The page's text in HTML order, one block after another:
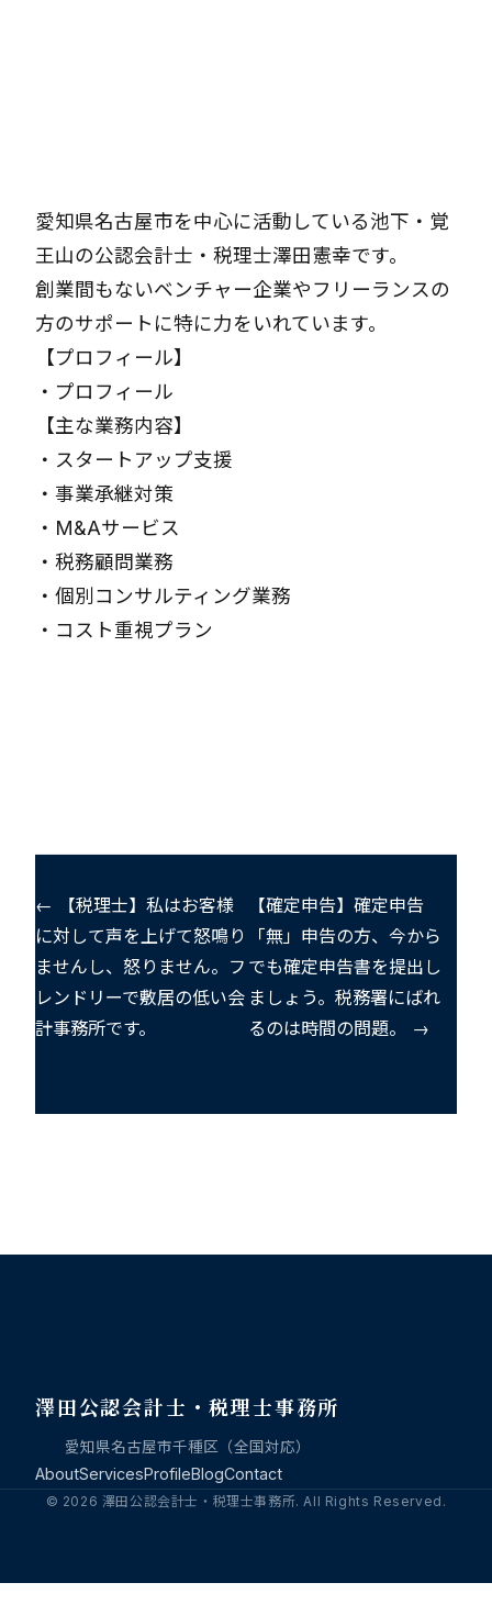
愛知県名古屋市を中心に活動している池下・覚
王山の公認会計士・税理士澤田憲幸です。
創業間もないベンチャー企業やフリーランスの
方のサポートに特に力をいれています。
【プロフィール】
・ プロフィール
【主な業務内容】
・ スタートアップ支援
・ 事業承継対策
・ M&Aサービス
・ 税務顧問業務
・ 個別コンサルティング業務
・ コスト重視プラン
← 【税理士】私はお客様
に対して声を上げて怒鳴り
ませんし、怒りません。フ
レンドリーで敷居の低い会
計事務所です。
【確定申告】確定申告
「無」申告の方、今から
でも確定申告書を提出し
ましょう。税務署にばれ
るのは時間の問題。 →
澤田公認会計士・税理士事務所
愛知県名古屋市千種区（全国対応）
AboutServicesProfileBlogContact
© 2026 澤田公認会計士・税理士事務所. All Rights Reserved.